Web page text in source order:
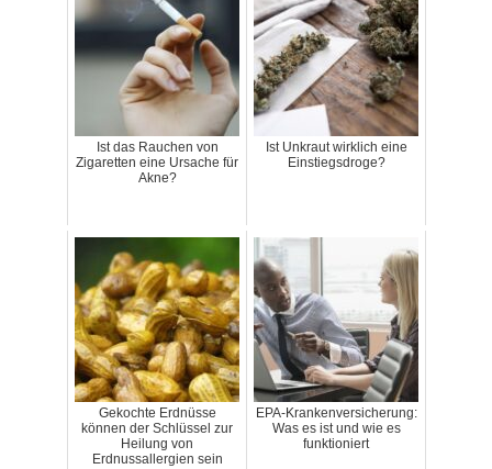
Ist das Rauchen von
Zigaretten eine Ursache für
Akne?
Ist Unkraut wirklich eine
Einstiegsdroge?
Gekochte Erdnüsse
können der Schlüssel zur
Heilung von
Erdnussallergien sein
EPA-Krankenversicherung:
Was es ist und wie es
funktioniert